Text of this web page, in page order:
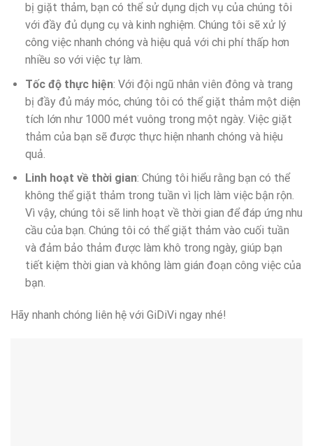
bị giặt thảm, bạn có thể sử dụng dịch vụ của chúng tôi
với đầy đủ dụng cụ và kinh nghiệm. Chúng tôi sẽ xử lý
công việc nhanh chóng và hiệu quả với chi phí thấp hơn
nhiều so với việc tự làm.
Tốc độ thực hiện: Với đội ngũ nhân viên đông và trang
bị đầy đủ máy móc, chúng tôi có thể giặt thảm một diện
tích lớn như 1000 mét vuông trong một ngày. Việc giặt
thảm của bạn sẽ được thực hiện nhanh chóng và hiệu
quả.
Linh hoạt về thời gian: Chúng tôi hiểu rằng bạn có thể
không thể giặt thảm trong tuần vì lịch làm việc bận rộn.
Vì vậy, chúng tôi sẽ linh hoạt về thời gian để đáp ứng nhu
cầu của bạn. Chúng tôi có thể giặt thảm vào cuối tuần
và đảm bảo thảm được làm khô trong ngày, giúp bạn
tiết kiệm thời gian và không làm gián đoạn công việc của
bạn.
Hãy nhanh chóng liên hệ với GiDiVi ngay nhé!